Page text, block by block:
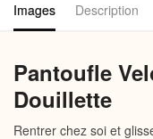
Images Description
Pantoufle
Douillette
Rentrer chez soi et